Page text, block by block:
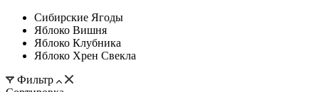
Сибирские Ягоды
Яблоко Вишня
Яблоко Клубника
Яблоко Хрен Свекла
Фильтр